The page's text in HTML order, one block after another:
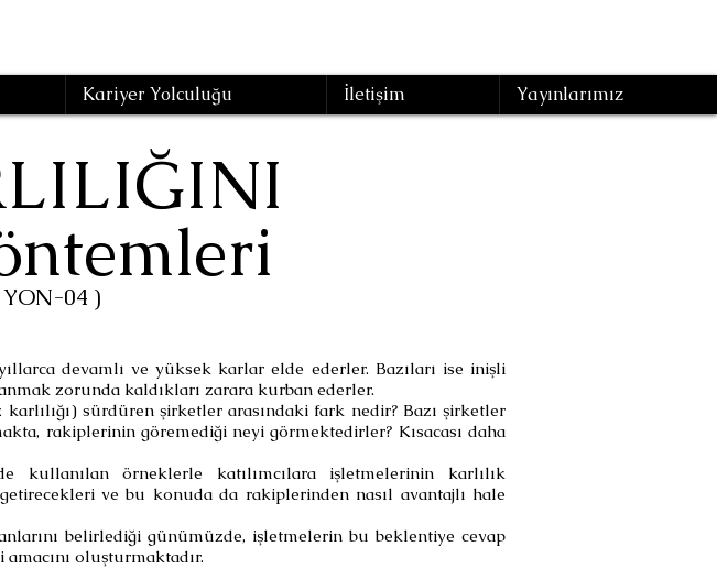
Kariyer Yolculuğu İletişim Yayınlarımız
devamlı ve yüksek karlar elde ederler. Bazıları ise inişli
zorunda kaldıkları zarara kurban ederler.
sürdüren şirketler arasındaki fark nedir? Bazı şirketler
rakiplerinin göremediği neyi görmektedirler? Kısacası daha
kullanılan örneklerle katılımcılara işletmelerinin karlılık
ve bu konuda da rakiplerinden nasıl avantajlı hale
belirlediği günümüzde, işletmelerin bu beklentiye cevap
oluşturmaktadır.
04 )